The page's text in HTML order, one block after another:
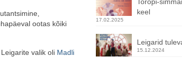
ootas kõiki
valik oli Madli
Toropi-
keel
17.02.2025
Leigarid
15.12.2024